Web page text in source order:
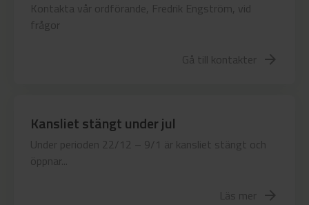
Kontakta vår ordförande, Fredrik Engström, vid
frågor
Gå till kontakter arrow_forward
Kansliet stängt under jul
Under perioden 22/12 – 9/1 är kansliet stängt och
öppnar...
Läs mer arrow_forward